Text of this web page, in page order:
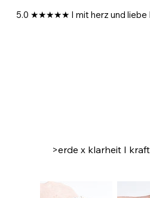
5.0 ★★★★★ I mit herz und liebe I
>erde x klarheit I